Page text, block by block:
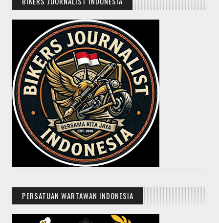
PERSATUAN WARTAWAN INDONESIA